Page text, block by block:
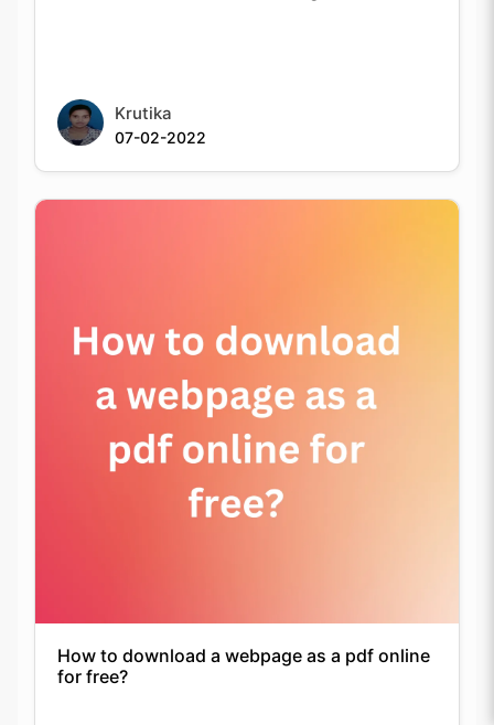
Krutika
07-02-2022
How to download a webpage as a pdf online
for free?